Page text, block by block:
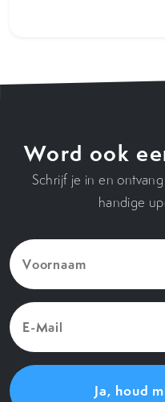
Word ook
Schrijf je in en
handige
Voornaam
(Vereist)
E-
Mail
(Vereist)